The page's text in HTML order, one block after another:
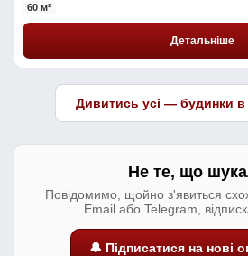
60 м²
Детальніше
Дивитись усі — будинки
Не те, що
Повідомимо, щойно з'явиться
Email або Telegram,
🔔 Підписатися на нові